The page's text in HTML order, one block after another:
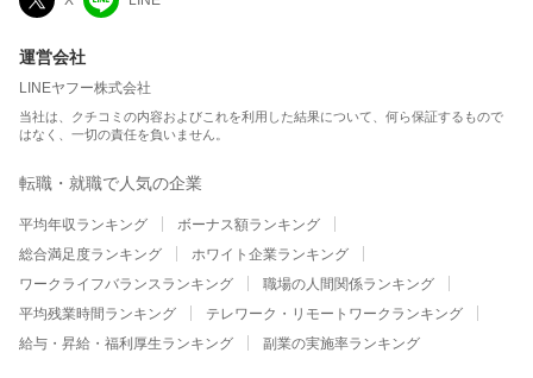
運営会社
LINEヤフー株式会社
当社は、クチコミの内容およびこれを利用した結果について、何ら保証するもので
はなく、一切の責任を負いません。
転職・就職で人気の企業
平均年収ランキング
ボーナス額ランキング
総合満足度ランキング
ホワイト企業ランキング
ワークライフバランスランキング
職場の人間関係ランキング
平均残業時間ランキング
テレワーク・リモートワークランキング
給与・昇給・福利厚生ランキング
副業の実施率ランキング